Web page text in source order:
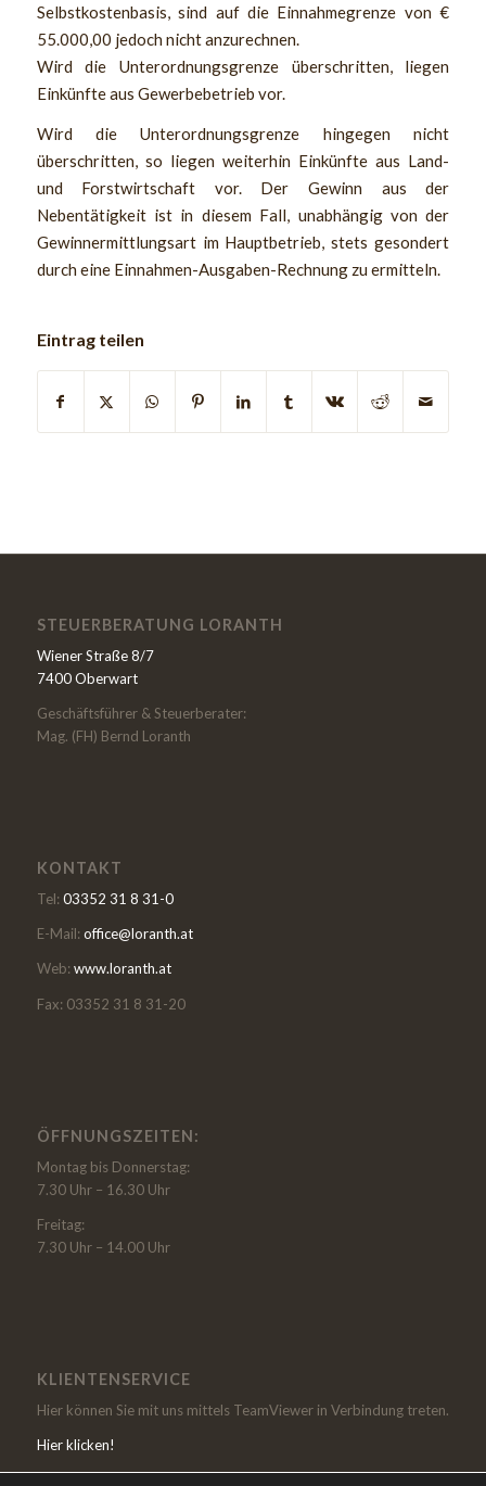
Selbstkostenbasis, sind auf die Einnahmegrenze von €
55.000,00 jedoch nicht anzurechnen.
Wird die Unterordnungsgrenze überschritten, liegen
Einkünfte aus Gewerbebetrieb vor.
Wird die Unterordnungsgrenze hingegen nicht
überschritten, so liegen weiterhin Einkünfte aus Land-
und Forstwirtschaft vor. Der Gewinn aus der
Nebentätigkeit ist in diesem Fall, unabhängig von der
Gewinnermittlungsart im Hauptbetrieb, stets gesondert
durch eine Einnahmen-Ausgaben-Rechnung zu ermitteln.
Eintrag teilen
STEUERBERATUNG LORANTH
Wiener Straße 8/7
7400 Oberwart
Geschäftsführer & Steuerberater:
Mag. (FH) Bernd Loranth
KONTAKT
Tel: 03352 31 8 31-0
E-Mail: office@loranth.at
Web: www.loranth.at
Fax: 03352 31 8 31-20
ÖFFNUNGSZEITEN:
Montag bis Donnerstag:
7.30 Uhr – 16.30 Uhr
Freitag:
7.30 Uhr – 14.00 Uhr
KLIENTENSERVICE
Hier können Sie mit uns mittels TeamViewer in Verbindung treten.
Hier klicken!